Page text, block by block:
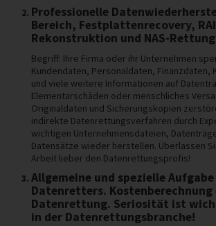
Professionelle
Bereich, Festplattenrecovery,
Rekonstruktion und NAS-Rettung
Begriff: Ihre Firma oder ihr Unternehmen
Kundendaten, Personaldaten, Finanzdaten,
und viele weitere Informationen auf
Elementarschäden oder menschliches
Originaldaten und Sicherungskopien
indirekte Datenrettungsverfahren durch
wichtigen Unternehmensdateien,
Datensätze wieder herstellen. Überlassen
Arbeit lieber den Datenrettungsprofis!
Allgemeine und spezielle Aufgabe
Datenretters. Kostenberechnung
Datenrettung. Seriosität ist
in der Datenrettungsbranche!